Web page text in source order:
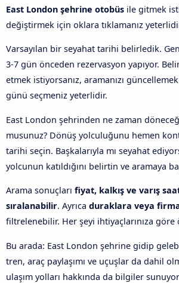
East London şehrine otobüs ile gitmek
değiştirmek için oklara tıklamanız
Varsayılan bir seyahat tarihi belirledik.
3-7 gün önceden rezervasyon yapıyor.
etmek istiyorsanız, aramanızı
günü seçmeniz yeterlidir.
East London şehrinden ne zaman
musunuz? Dönüş yolculuğunu hemen
tarihi seçin. Başkalarıyla mı seyahat
yolcunun katıldığını belirtin ve aramaya
Arama sonuçları fiyat, kalkış ve varış
sıralanabilir. Ayrıca duraklara veya
filtrelenebilir. Her şeyi ihtiyaçlarınıza göre
Bu arada: East London şehrine gidip
tren, araç paylaşımı ve uçuşlar da dahil
ulaşım yolları hakkında da bilgiler